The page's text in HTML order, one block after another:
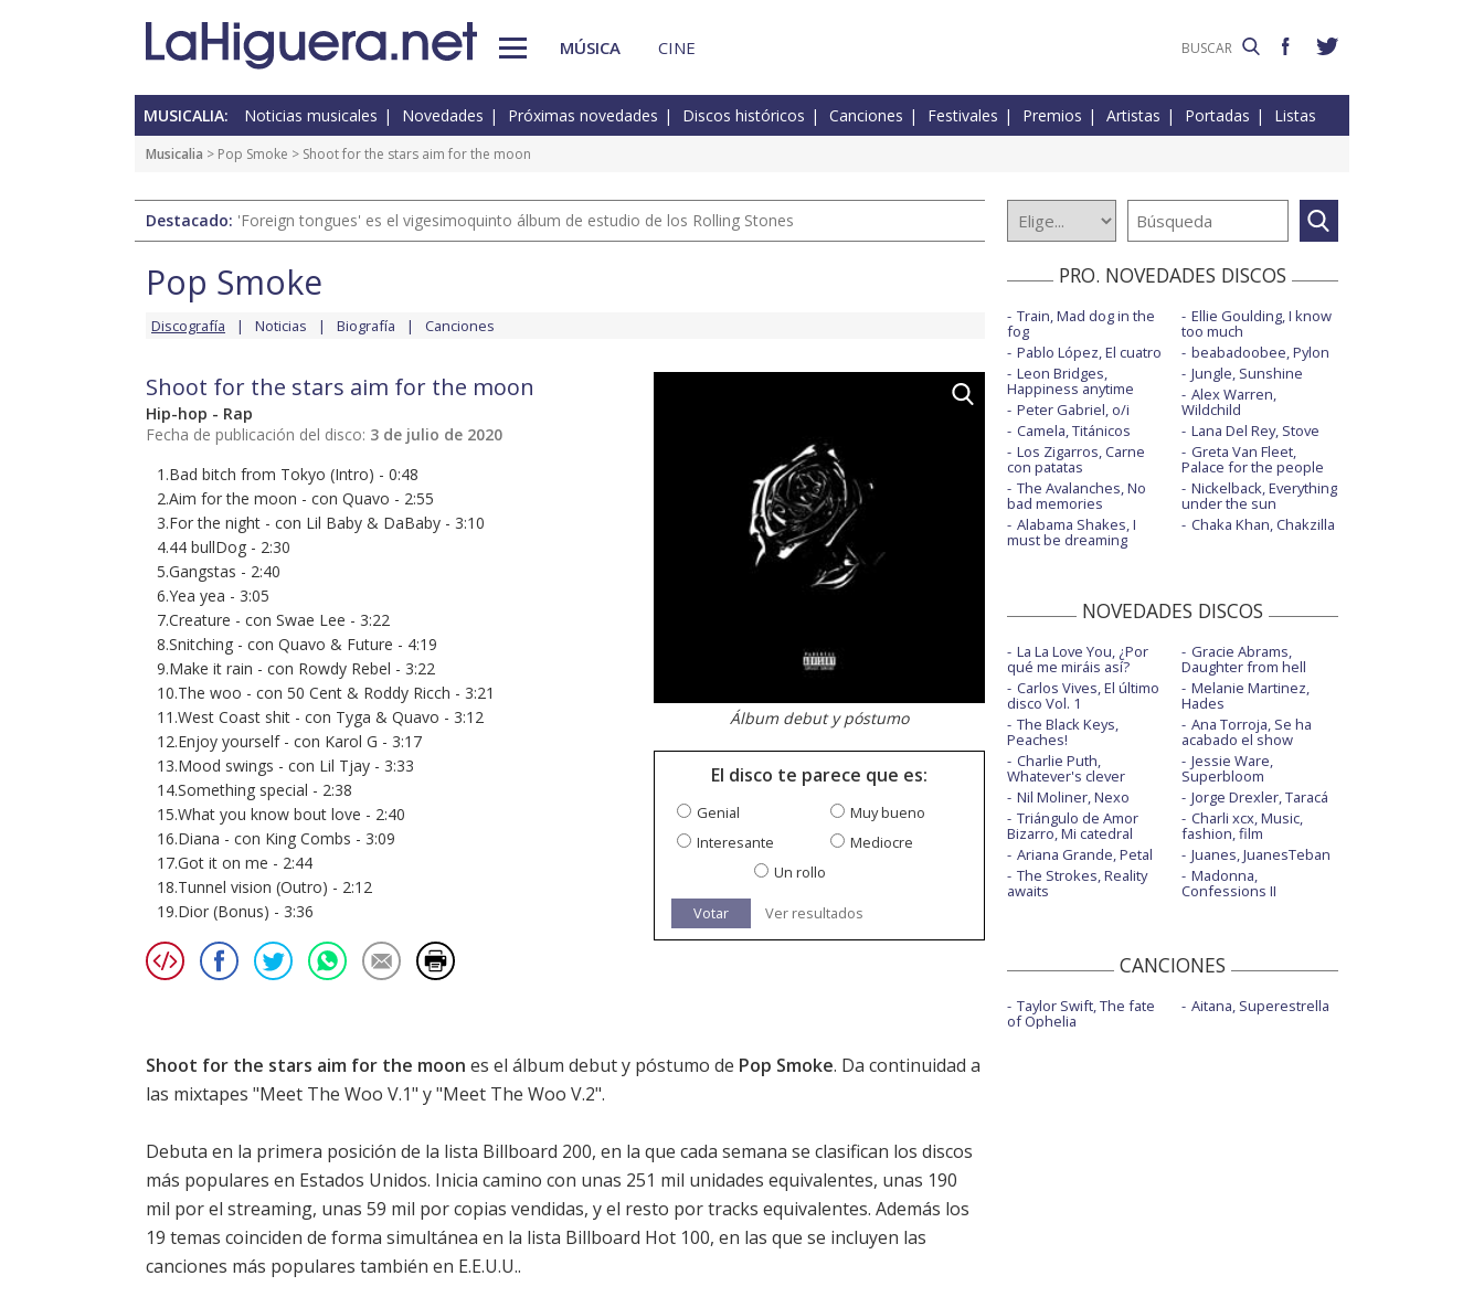
MÚSICA CINE
MUSICALIA: Noticias musicales Novedades Próximas novedades Discos históricos Canciones Festivales Premios Artistas Portadas Listas
Musicalia > Pop Smoke > Shoot for the stars aim for the moon
Destacado: 'Foreign tongues' es el vigesimoquinto álbum de estudio de los Rolling Stones
Pop Smoke
Discografía Noticias Biografía Canciones
Shoot for the stars aim for the moon
Hip-hop - Rap
Fecha de publicación del disco: 3 de julio de 2020
1.Bad bitch from Tokyo (Intro) - 0:48
2.Aim for the moon - con Quavo - 2:55
3.For the night - con Lil Baby & DaBaby - 3:10
4.44 bullDog - 2:30
5.Gangstas - 2:40
6.Yea yea - 3:05
7.Creature - con Swae Lee - 3:22
8.Snitching - con Quavo & Future - 4:19
9.Make it rain - con Rowdy Rebel - 3:22
10.The woo - con 50 Cent & Roddy Ricch - 3:21
11.West Coast shit - con Tyga & Quavo - 3:12
12.Enjoy yourself - con Karol G - 3:17
13.Mood swings - con Lil Tjay - 3:33
14.Something special - 2:38
15.What you know bout love - 2:40
16.Diana - con King Combs - 3:09
17.Got it on me - 2:44
18.Tunnel vision (Outro) - 2:12
19.Dior (Bonus) - 3:36
Álbum debut y póstumo
El disco te parece que es:
Genial
Muy bueno
Interesante
Mediocre
Un rollo
Votar Ver resultados
Shoot for the stars aim for the moon es el álbum debut y póstumo de Pop Smoke. Da continuidad a
las mixtapes "Meet The Woo V.1" y "Meet The Woo V.2".
Debuta en la primera posición de la lista Billboard 200, en la que cada semana se clasifican los discos
más populares en Estados Unidos. Inicia camino con unas 251 mil unidades equivalentes, unas 190
mil por el streaming, unas 59 mil por copias vendidas, y el resto por tracks equivalentes. Además los
19 temas coinciden de forma simultánea en la lista Billboard Hot 100, en las que se incluyen las
canciones más populares también en E.E.U.U..
PRO. NOVEDADES DISCOS
Train, Mad dog in the
fog
Pablo López, El cuatro
Leon Bridges,
Happiness anytime
Peter Gabriel, o/i
Camela, Titánicos
Los Zigarros, Carne
con patatas
The Avalanches, No
bad memories
Alabama Shakes, I
must be dreaming
Ellie Goulding, I know
too much
beabadoobee, Pylon
Jungle, Sunshine
Alex Warren,
Wildchild
Lana Del Rey, Stove
Greta Van Fleet,
Palace for the people
Nickelback, Everything
under the sun
Chaka Khan, Chakzilla
NOVEDADES DISCOS
La La Love You, ¿Por
qué me miráis así?
Carlos Vives, El último
disco Vol. 1
The Black Keys,
Peaches!
Charlie Puth,
Whatever's clever
Nil Moliner, Nexo
Triángulo de Amor
Bizarro, Mi catedral
Ariana Grande, Petal
The Strokes, Reality
awaits
Gracie Abrams,
Daughter from hell
Melanie Martinez,
Hades
Ana Torroja, Se ha
acabado el show
Jessie Ware,
Superbloom
Jorge Drexler, Taracá
Charli xcx, Music,
fashion, film
Juanes, JuanesTeban
Madonna,
Confessions II
CANCIONES
Taylor Swift, The fate
of Ophelia
Aitana, Superestrella